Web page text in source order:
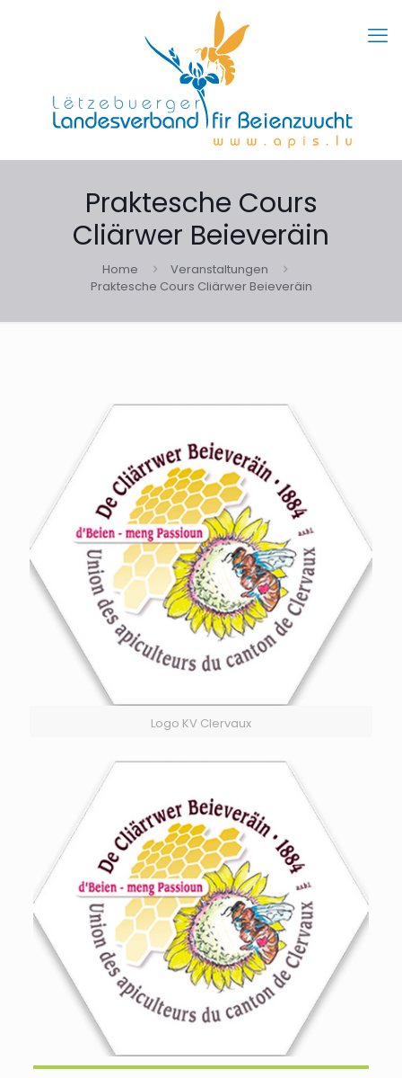
Praktesche Cours
Cliärwer Beieveräin
Home
Veranstaltungen
Praktesche Cours Cliärwer Beieveräin
Logo KV Clervaux